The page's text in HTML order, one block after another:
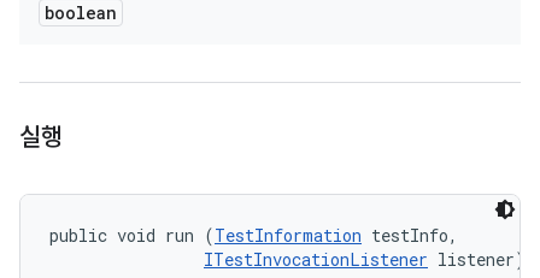
boolean
실행
public void run (TestInformation testInfo,
ITestInvocationListener listener)